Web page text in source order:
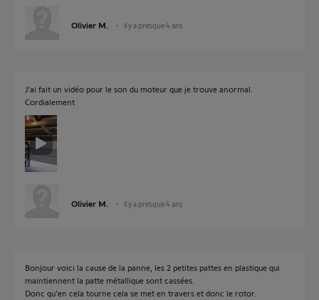
Olivier M. il y a presque 4 ans
J’ai fait un vidéo pour le son du moteur que je trouve anormal.
Cordialement
Olivier M. il y a presque 4 ans
Bonjour voici la cause de la panne, les 2 petites pattes en plastique qui
maintiennent la patte métallique sont cassées.
Donc qu’en cela tourne cela se met en travers et donc le rotor.